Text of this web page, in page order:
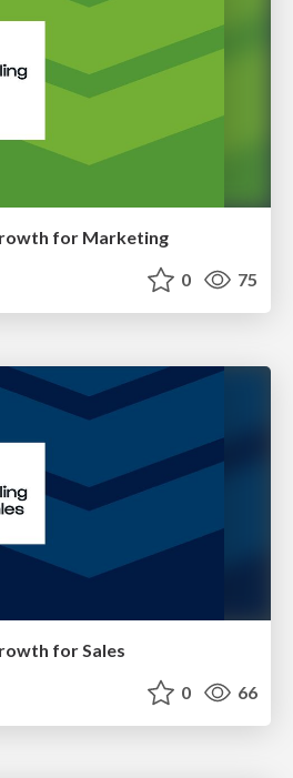
for Marketing
0 75
for Sales
0 66